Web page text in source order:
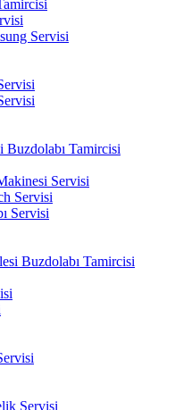
Servisi
Buzdolabı Tamircisi
Servisi
Servisi
Servisi
Buzdolabı Tamircisi
Servisi